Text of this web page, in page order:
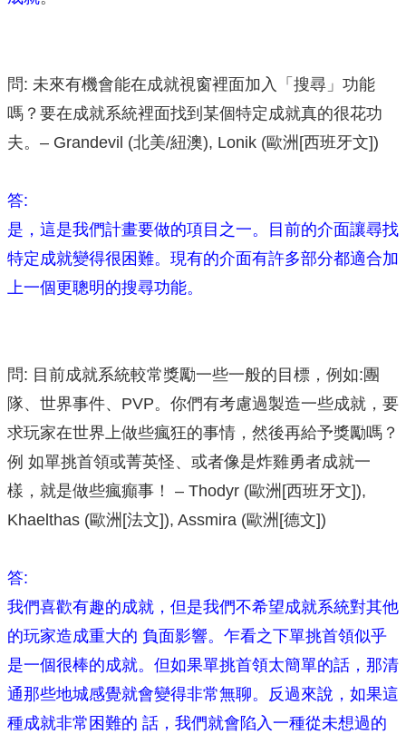
問: 未來有機會能在成就視窗裡面加入「搜尋」功能
嗎？要在成就系統裡面找到某個特定成就真的很花功
夫。– Grandevil (北美/紐澳), Lonik (歐洲[西班牙文])
答:
是，這是我們計畫要做的項目之一。目前的介面讓尋找
特定成就變得很困難。現有的介面有許多部分都適合加
上一個更聰明的搜尋功能。
問: 目前成就系統較常獎勵一些一般的目標，例如:團
隊、世界事件、PVP。你們有考慮過製造一些成就，要
求玩家在世界上做些瘋狂的事情，然後再給予獎勵嗎？
例 如單挑首領或菁英怪、或者像是炸雞勇者成就一
樣，就是做些瘋癲事！ – Thodyr (歐洲[西班牙文]),
Khaelthas (歐洲[法文]), Assmira (歐洲[德文])
答:
我們喜歡有趣的成就，但是我們不希望成就系統對其他
的玩家造成重大的 負面影響。乍看之下單挑首領似乎
是一個很棒的成就。但如果單挑首領太簡單的話，那清
通那些地城感覺就會變得非常無聊。反過來說，如果這
種成就非常困難的 話，我們就會陷入一種從未想過的